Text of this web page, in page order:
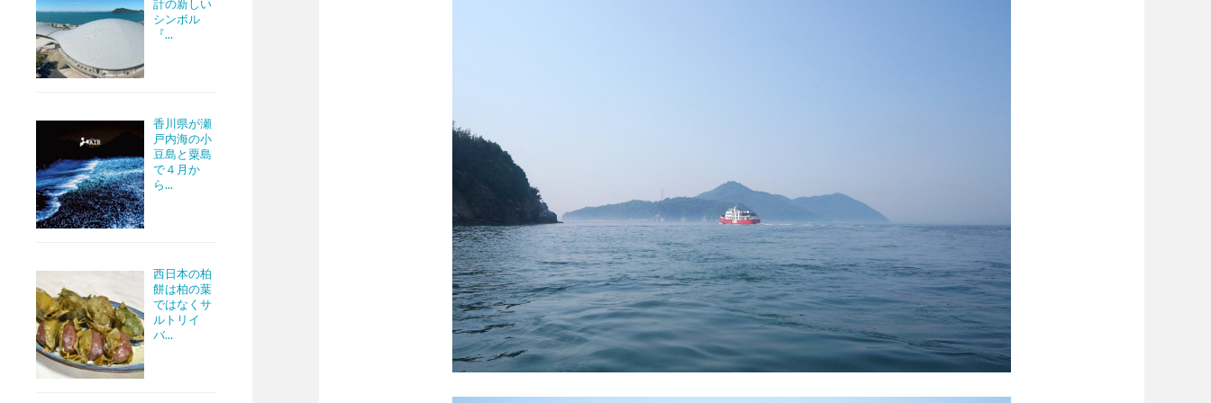
計の新しい
シンボル
『...
香川県が瀬
戸内海の小
豆島と粟島
で４月か
ら...
西日本の柏
餅は柏の葉
ではなくサ
ルトリイ
バ...